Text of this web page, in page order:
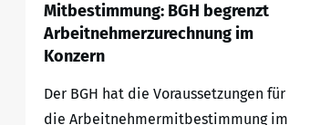
Mitbestimmung: BGH begrenzt
Arbeitnehmerzurechnung im
Konzern
Der BGH hat die Voraussetzungen für
die Arbeitnehmermitbestimmung im